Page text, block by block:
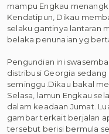
mampu Engkau
Kendatipun, Dikau
selaku gantinya lantaran
belaka penunaian yg
Pengundian ini
distribusi Georgia
seminggu.Dikau bakal
Selasa, lamun Engkau
dalam keadaan Jumat.
gambar terkait berjalan
tersebut berisi bermula